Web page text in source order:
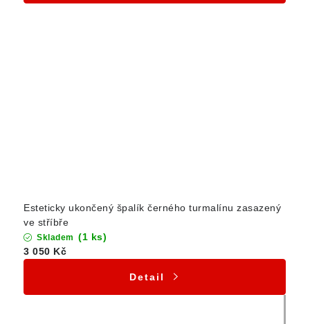
Esteticky ukončený špalík černého turmalínu zasazený
ve stříbře
Skladem (1 ks)
3 050 Kč
Detail